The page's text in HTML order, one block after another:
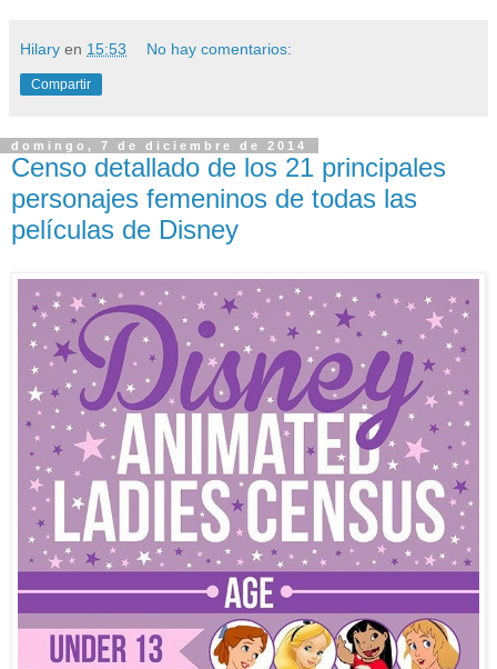
Hilary en 15:53 No hay comentarios:
Compartir
domingo, 7 de diciembre de 2014
Censo detallado de los 21 principales
personajes femeninos de todas las
películas de Disney